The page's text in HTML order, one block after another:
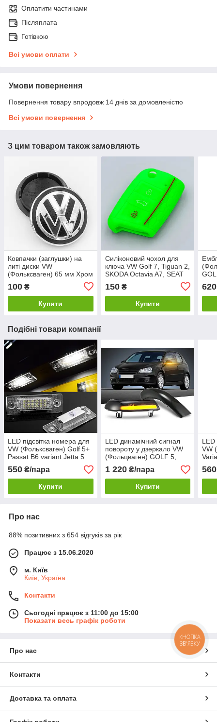
Оплатити частинами
Післяплата
Готівкою
Всі умови оплати
Умови повернення
Повернення товару впродовж 14 днів за домовленістю
Всі умови повернення
З цим товаром також замовляють
Ковпачки (заглушки) на
литі диски VW
(Фольксваген) 65 мм Хром
(5G0601171)
100 ₴
Купити
Силіконовий чохол для
ключа VW Golf 7, Tiguan 2,
SKODA Octavia A7, SEAT
150₴
Купити
620
Подібні товари компанії
LED підсвітка номера для
VW (Фольксваген) Golf 5+
Passat B6 variant Jetta 5
Transporter T5 Caddy 3
Touran
550 ₴/пара
Купити
LED динамічний сигнал
повороту у дзеркало VW
(Фольцваген) GOLF 5,
JETTA 5, PASSAT B5.5/B6,
SHARAN, EOS
1 220₴/пара
Купити
LED
VW
560
Про нас
88% позитивних з 654 відгуків за рік
Працює з 15.06.2020
м. Київ
Київ, Україна
Контакти
Сьогодні працює з 11:00 до 15:00
Показати весь графік роботи
Про нас
Контакти
Доставка та оплата
КНОПКА
ЗВ'ЯЗКУ